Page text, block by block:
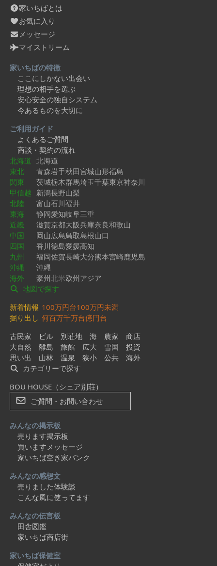
家いちばとは
お気に入り
メッセージ
マイストリーム
家いちばの特徴
ここにしかない出会い
理想の相手を選ぶ
安心安全の独自システム
今あるものを大切に
ご利用ガイド
よくあるご質問
商談・契約の流れ
北海道 北海道
東北
青森岩手秋田宮城山形福島
関東
茨城栃木群馬埼玉千葉東京神奈川
甲信越 新潟長野山梨
北陸
富山石川福井
東海
静岡愛知岐阜三重
近畿
滋賀京都大阪兵庫奈良和歌山
中国
岡山広島鳥取島根山口
四国
香川徳島愛媛高知
九州
福岡佐賀長崎大分熊本宮崎鹿児島
沖縄
沖縄
海外
豪州北米欧州アジア
地図で探す
新着情報 100万円台100万円未満
掘り出し 何百万千万台億円台
古民家
ビル 別荘地 海 農家
商店
大自然
離島 旅館 広大 雪国
投資
思い出
山林 温泉 狭小 公共
海外
カテゴリーで探す
BOU HOUSE（シェア別荘）
ご質問・お問い合わせ
みんなの掲示板
売ります掲示板
買いますメッセージ
家いちば空き家バンク
みんなの感想文
売りました体験談
こんな風に使ってます
みんなの伝言板
田舎図鑑
家いちば商店街
家いちば保健室